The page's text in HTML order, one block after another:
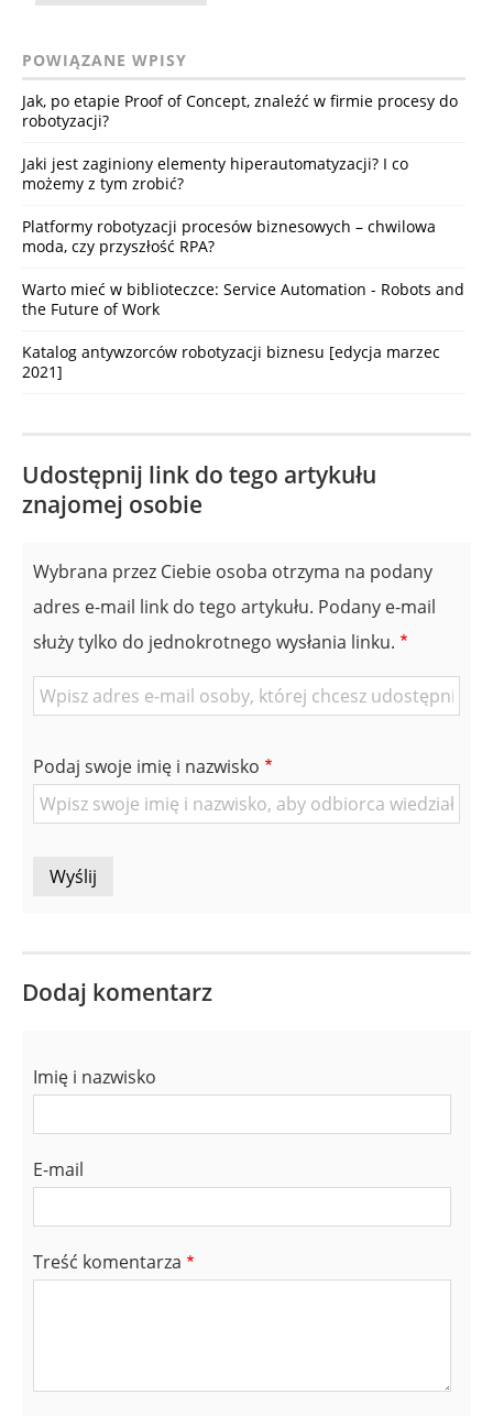
POWIĄZANE WPISY
Jak, po etapie Proof of Concept, znaleźć w firmie procesy do
robotyzacji?
Jaki jest zaginiony elementy hiperautomatyzacji? I co
możemy z tym zrobić?
Platformy robotyzacji procesów biznesowych – chwilowa
moda, czy przyszłość RPA?
Warto mieć w biblioteczce: Service Automation - Robots and
the Future of Work
Katalog antywzorców robotyzacji biznesu [edycja marzec
2021]
Udostępnij link do tego artykułu
znajomej osobie
Wybrana przez Ciebie osoba otrzyma na podany
adres e-mail link do tego artykułu. Podany e-mail
służy tylko do jednokrotnego wysłania linku.
E-
znajomej
Osoby
Podaj swoje imię i nazwisko
Dodaj komentarz
Imię i nazwisko
E-mail
Treść komentarza